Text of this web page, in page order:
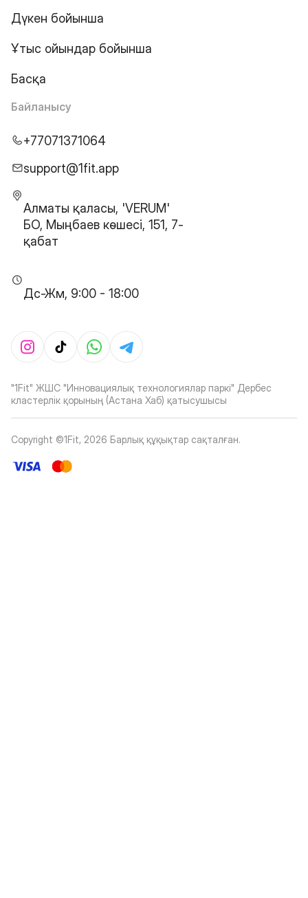
Дүкен бойынша
Ұтыс ойындар бойынша
Басқа
Байланысу
+77071371064
support@1fit.app
Алматы қаласы, 'VERUM'
БО, Мыңбаев көшесі, 151, 7-
қабат
Дс-Жм, 9:00 - 18:00
"1Fit" ЖШС "Инновациялық технологиялар паркі" Дербес
кластерлік қорының (Астана Хаб) қатысушысы
Copyright ©1Fit, 2026 Барлық құқықтар сақталған.